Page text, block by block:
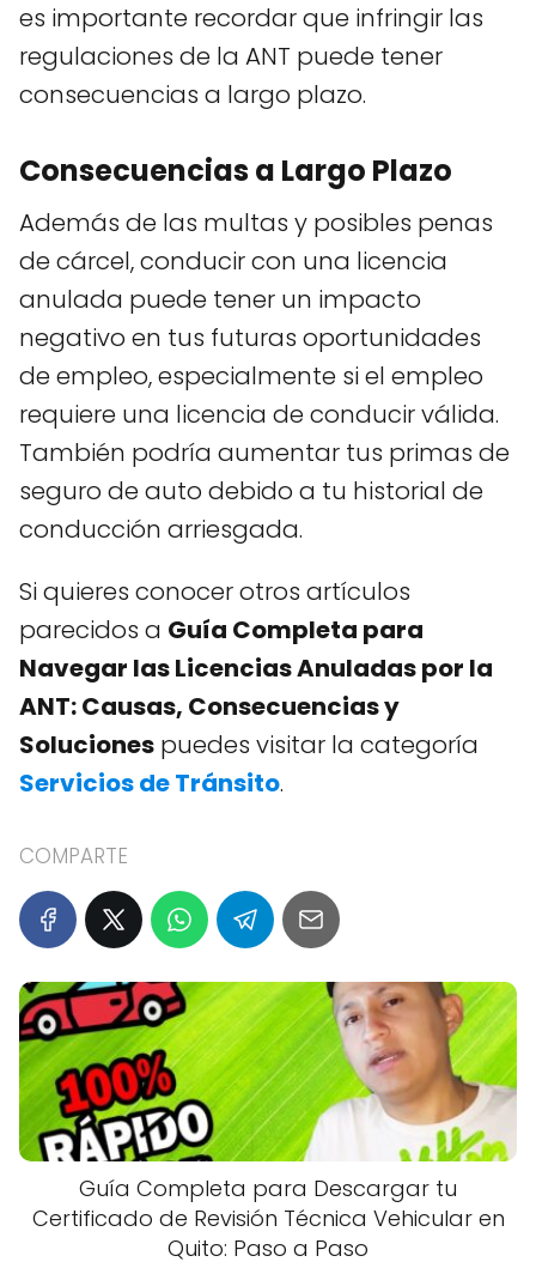
es importante recordar que infringir las
regulaciones de la ANT puede tener
consecuencias a largo plazo.
Consecuencias a Largo Plazo
Además de las multas y posibles penas
de cárcel, conducir con una licencia
anulada puede tener un impacto
negativo en tus futuras oportunidades
de empleo, especialmente si el empleo
requiere una licencia de conducir válida.
También podría aumentar tus primas de
seguro de auto debido a tu historial de
conducción arriesgada.
Si quieres conocer otros artículos
parecidos a Guía Completa para
Navegar las Licencias Anuladas por la
ANT: Causas, Consecuencias y
Soluciones puedes visitar la categoría
Servicios de Tránsito.
COMPARTE
Guía Completa para Descargar tu
Certificado de Revisión Técnica Vehicular en
Quito: Paso a Paso